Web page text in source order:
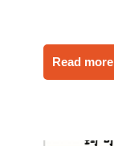
Read more